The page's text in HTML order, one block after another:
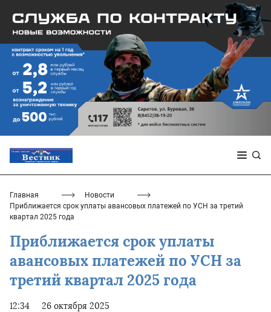
Главная
Новости
Приближается срок уплаты авансовых платежей по УСН за третий
квартал 2025 года
Приближается срок уплаты
авансовых платежей по УСН за
третий квартал 2025 года
12:34 26 октября 2025